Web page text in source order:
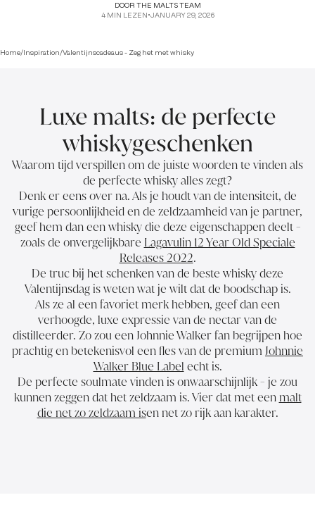
DOOR THE MALTS TEAM
4 MIN LEZEN•JANUARY 29, 2026
Home/Inspiration/Valentijnscadeaus - Zeg het met whisky
Luxe malts: de perfecte
whiskygeschenken
Waarom tijd verspillen om de juiste woorden te vinden als
de perfecte whisky alles zegt?
Denk er eens over na. Als je houdt van de intensiteit, de
vurige persoonlijkheid en de zeldzaamheid van je partner,
geef hem dan een whisky die deze eigenschappen deelt -
zoals de onvergelijkbare Lagavulin 12 Year Old Speciale
Releases 2022.
De truc bij het schenken van de beste whisky deze
Valentijnsdag is weten wat je wilt dat de boodschap is.
Als ze al een favoriet merk hebben, geef dan een
verhoogde, luxe expressie van de nectar van de
distilleerder. Zo zou een Johnnie Walker fan begrijpen hoe
prachtig en betekenisvol een fles van de premium Johnnie
Walker Blue Label echt is.
De perfecte soulmate vinden is onwaarschijnlijk - je zou
kunnen zeggen dat het zeldzaam is. Vier dat met een malt
die net zo zeldzaam isen net zo rijk aan karakter.